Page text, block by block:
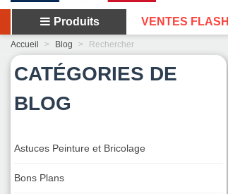
Produits VENTES FLASH
Accueil > Blog > Rechercher
CATÉGORIES DE
BLOG
Astuces Peinture et Bricolage
Bons Plans